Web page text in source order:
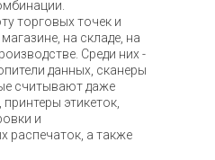
торговых точек и
на складе, на
Среди них -
данных, сканеры
считывают даже
этикеток,
и
распечаток, а также